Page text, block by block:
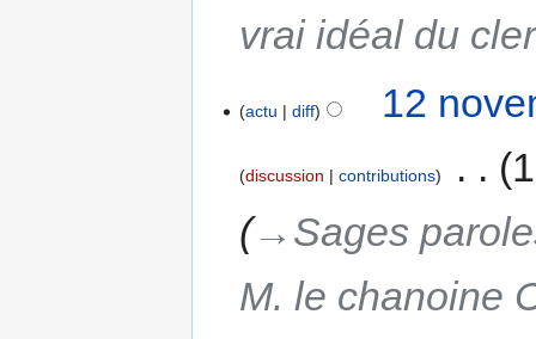
vrai idéal du
actu diff 12
discussion contributions
→‎Sages
M. le chanoine